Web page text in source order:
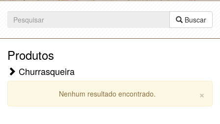
Buscar
Produtos
Churrasqueira
×
Nenhum resultado encontrado.